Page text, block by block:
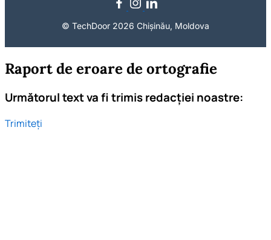
© TechDoor 2026 Chișinău, Moldova
Raport de eroare de ortografie
Următorul text va fi trimis redacției noastre:
Trimiteți